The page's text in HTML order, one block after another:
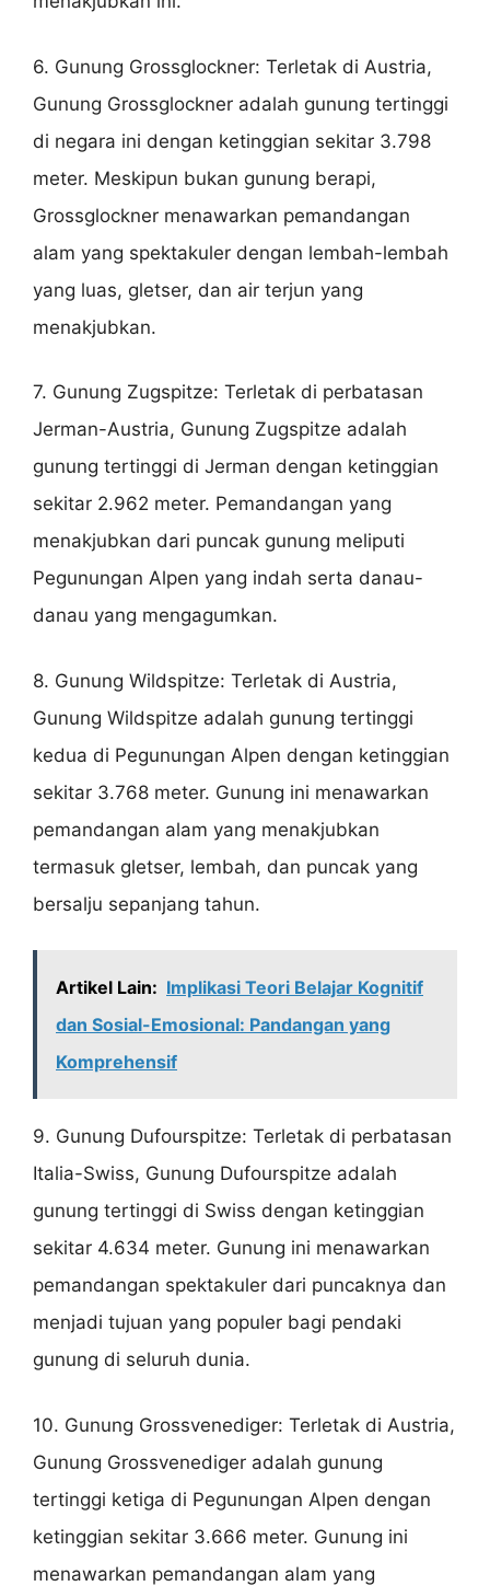
6. Gunung Grossglockner: Terletak di Austria,
Gunung Grossglockner adalah gunung tertinggi
di negara ini dengan ketinggian sekitar 3.798
meter. Meskipun bukan gunung berapi,
Grossglockner menawarkan pemandangan
alam yang spektakuler dengan lembah-lembah
yang luas, gletser, dan air terjun yang
menakjubkan.
7. Gunung Zugspitze: Terletak di perbatasan
Jerman-Austria, Gunung Zugspitze adalah
gunung tertinggi di Jerman dengan ketinggian
sekitar 2.962 meter. Pemandangan yang
menakjubkan dari puncak gunung meliputi
Pegunungan Alpen yang indah serta danau-
danau yang mengagumkan.
8. Gunung Wildspitze: Terletak di Austria,
Gunung Wildspitze adalah gunung tertinggi
kedua di Pegunungan Alpen dengan ketinggian
sekitar 3.768 meter. Gunung ini menawarkan
pemandangan alam yang menakjubkan
termasuk gletser, lembah, dan puncak yang
bersalju sepanjang tahun.
Artikel Lain: Implikasi Teori Belajar Kognitif
dan Sosial-Emosional: Pandangan yang
Komprehensif
9. Gunung Dufourspitze: Terletak di perbatasan
Italia-Swiss, Gunung Dufourspitze adalah
gunung tertinggi di Swiss dengan ketinggian
sekitar 4.634 meter. Gunung ini menawarkan
pemandangan spektakuler dari puncaknya dan
menjadi tujuan yang populer bagi pendaki
gunung di seluruh dunia.
10. Gunung Grossvenediger: Terletak di Austria,
Gunung Grossvenediger adalah gunung
tertinggi ketiga di Pegunungan Alpen dengan
ketinggian sekitar 3.666 meter. Gunung ini
menawarkan pemandangan alam yang